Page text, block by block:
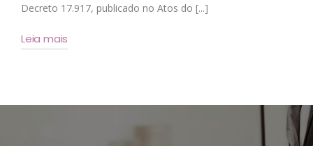
Decreto 17.917, publicado no Atos do [...]
Leia mais